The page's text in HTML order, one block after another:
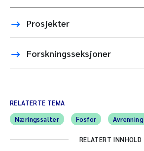
Prosjekter
Forskningsseksjoner
RELATERTE TEMA
Næringssalter
Fosfor Avrenning
RELATERT INNHOLD